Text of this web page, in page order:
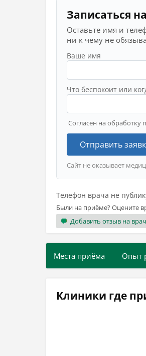
Записаться
Оставьте имя и
ни к чему не
Ваше имя
Что беспокоит или
Согласен на обработку
Отправить
Сайт не оказывает
Телефон врача не
Были на приёме? Оцените
Добавить отзыв на
Места приёма Опыт
Клиники где